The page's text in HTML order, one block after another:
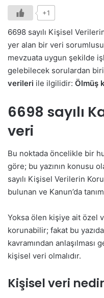
+1
6698 sayılı Kişisel
yer alan bir veri
mevzuata uygun şekilde
gelebilecek sorulardan
verileri ile ilgilidir: Ölmüş
6698 sayılı
veri
Bu noktada öncelikle bir
göre; bu yazının konusu
sayılı Kişisel Verilerin
bulunan ve Kanun’da
Yoksa ölen kişiye ait özel
korunabilir; fakat bu
kavramından anlaşılması
kişisel veri olmalıdır.
Kişisel veri